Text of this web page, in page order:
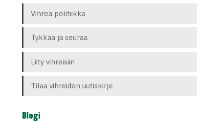
Vihreä politiikka
Tykkää ja seuraa
Liity vihreisiin
Tilaa vihreiden uutiskirje
Blogi